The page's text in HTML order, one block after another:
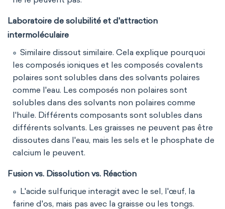
Laboratoire de solubilité et d'attraction
intermoléculaire
Similaire dissout similaire. Cela explique pourquoi
les composés ioniques et les composés covalents
polaires sont solubles dans des solvants polaires
comme l'eau. Les composés non polaires sont
solubles dans des solvants non polaires comme
l'huile. Différents composants sont solubles dans
différents solvants. Les graisses ne peuvent pas être
dissoutes dans l'eau, mais les sels et le phosphate de
calcium le peuvent.
Fusion vs. Dissolution vs. Réaction
L'acide sulfurique interagit avec le sel, l'œuf, la
farine d'os, mais pas avec la graisse ou les tongs.